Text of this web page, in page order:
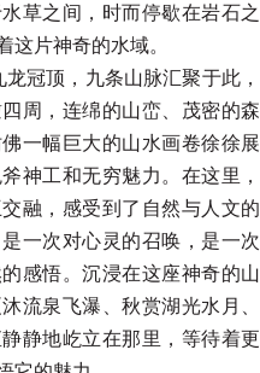
草之间，时而停歇在岩石之
这片神奇的水域。
龙冠顶，九条山脉汇聚于此，
周，连绵的山峦、茂密的森
一幅巨大的山水画卷徐徐展
神工和无穷魅力。在这里，
融，感受到了自然与人文的
一次对心灵的召唤，是一次
感悟。沉浸在这座神奇的山
流泉飞瀑、秋赏湖光水月、
静地屹立在那里，等待着更